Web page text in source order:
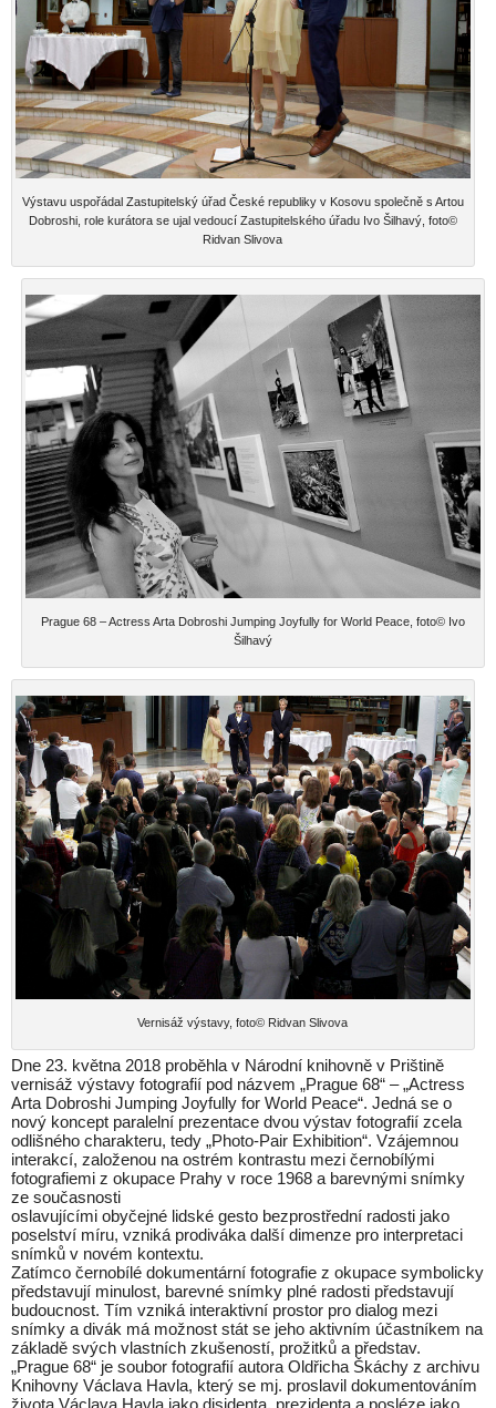
Výstavu uspořádal Zastupitelský úřad České republiky v Kosovu společně s Artou
Dobroshi, role kurátora se ujal vedoucí Zastupitelského úřadu Ivo Šilhavý, foto©
Ridvan Slivova
Prague 68 – Actress Arta Dobroshi Jumping Joyfully for World Peace, foto© Ivo
Šilhavý
Vernisáž výstavy, foto© Ridvan Slivova
Dne 23. května 2018 proběhla v Národní knihovně v Prištině
vernisáž výstavy fotografií pod názvem „Prague 68“ – „Actress
Arta Dobroshi Jumping Joyfully for World Peace“. Jedná se o
nový koncept paralelní prezentace dvou výstav fotografií zcela
odlišného charakteru, tedy „Photo-Pair Exhibition“. Vzájemnou
interakcí, založenou na ostrém kontrastu mezi černobílými
fotografiemi z okupace Prahy v roce 1968 a barevnými snímky
ze současnosti
oslavujícími obyčejné lidské gesto bezprostřední radosti jako
poselství míru, vzniká prodiváka další dimenze pro interpretaci
snímků v novém kontextu.
Zatímco černobílé dokumentární fotografie z okupace symbolicky
představují minulost, barevné snímky plné radosti představují
budoucnost. Tím vzniká interaktivní prostor pro dialog mezi
snímky a divák má možnost stát se jeho aktivním účastníkem na
základě svých vlastních zkušeností, prožitků a představ.
„Prague 68“ je soubor fotografií autora Oldřicha Škáchy z archivu
Knihovny Václava Havla, který se mj. proslavil dokumentováním
života Václava Havla jako disidenta, prezidenta a posléze jako